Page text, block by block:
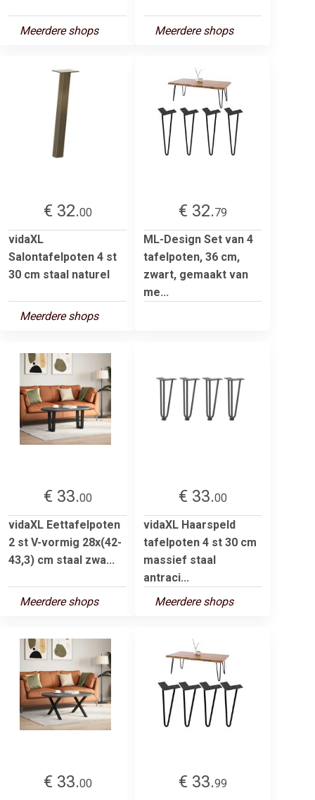
Meerdere shops Meerdere shops
€ 32.00
vidaXL
Salontafelpoten 4 st
30 cm staal naturel
Meerdere shops
€ 32.79
ML-Design Set van 4
tafelpoten, 36 cm,
zwart, gemaakt van
me...
€ 33.00
vidaXL Eettafelpoten
2 st V-vormig 28x(42-
43,3) cm staal zwa...
Meerdere shops
€ 33.00
vidaXL Haarspeld
tafelpoten 4 st 30 cm
massief staal
antraci...
Meerdere shops
€ 33.00 € 33.99